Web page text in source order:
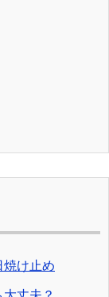
焼け止め